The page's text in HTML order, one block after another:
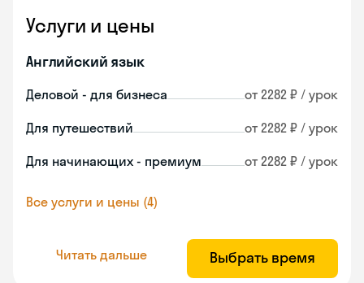
Услуги и цены
Английский язык
Деловой - для бизнеса от 2282 ₽ / урок
Для путешествий от 2282 ₽ / урок
Для начинающих - премиум от 2282 ₽ / урок
Все услуги и цены (4)
Читать дальше Выбрать время